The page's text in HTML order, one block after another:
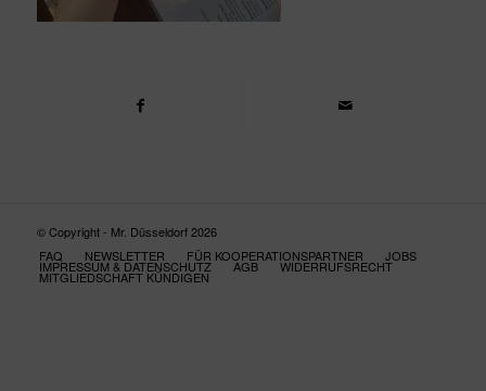
© Copyright - Mr. Düsseldorf 2026
FAQ
NEWSLETTER FÜR KOOPERATIONSPARTNER JOBS
IMPRESSUM & DATENSCHUTZ AGB WIDERRUFSRECHT
MITGLIEDSCHAFT KÜNDIGEN